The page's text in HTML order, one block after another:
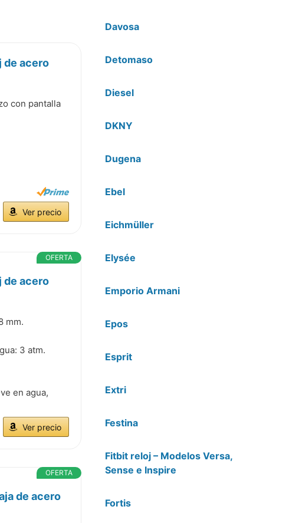
de acero
con pantalla
Ver precio
OFERTA
de acero
mm.
3 atm.
en agua,
Ver precio
OFERTA
de acero
Davosa
Detomaso
Diesel
DKNY
Dugena
Ebel
Eichmüller
Elysée
Emporio Armani
Epos
Esprit
Extri
Festina
Fitbit reloj – Modelos Versa,
Sense e Inspire
Fortis